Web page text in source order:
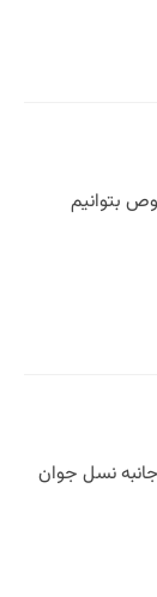
بتوانیم
همه جانبه نسل جوان